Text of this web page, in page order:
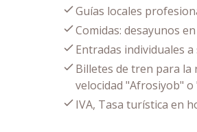
Guías locales
Comidas: desayunos
Entradas individuales
Billetes de tren para la
velocidad "Afrosiyob" o
IVA, Tasa turística en